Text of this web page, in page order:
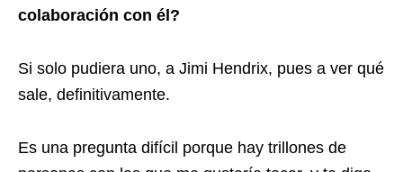
colaboración con él?
Si solo pudiera uno, a Jimi Hendrix, pues a ver qué
sale, definitivamente.
Es una pregunta difícil porque hay trillones de